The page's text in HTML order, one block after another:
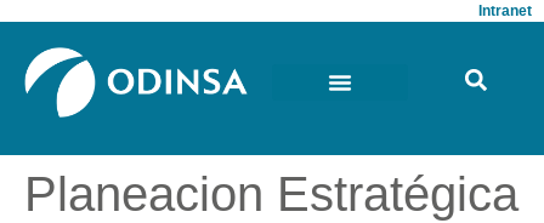
Intranet
Planeacion Estratégica